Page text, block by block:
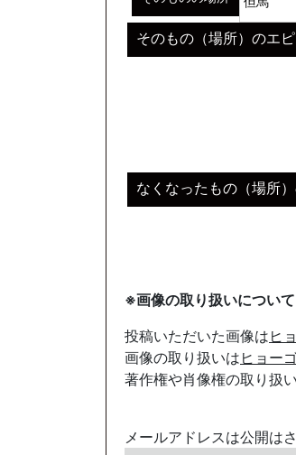
そのもの（場所）のエ
なくなったもの（場所
※画像の取り扱いについて
投稿いただいた画像は ヒ
画像の取り扱いは ヒョー
著作権や肖像権の取り扱
メールアドレスは公開は